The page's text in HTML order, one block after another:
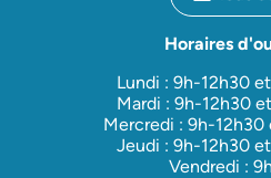
Horaires
Lundi : 9h-12h30
Mardi : 9h-12h30
Mercredi : 9h-12h30
Jeudi : 9h-12h30
Vendredi :